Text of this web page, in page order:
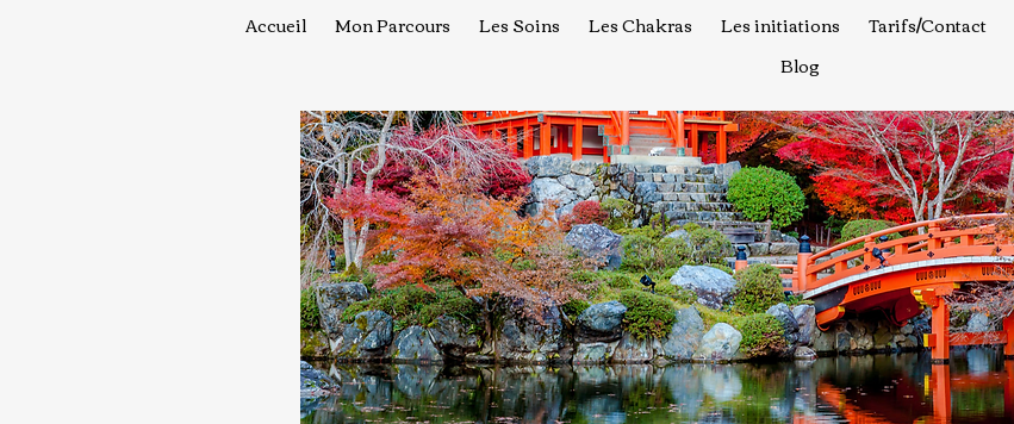
Accueil Mon Parcours Les Soins Les Chakras Les initiations Tarifs/Contact
Blog